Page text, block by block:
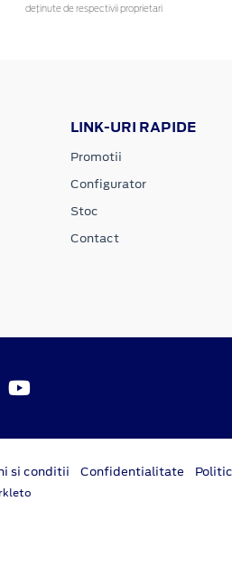
deținute de respectivii proprietari
LINK-URI RAPIDE
Promotii
Configurator
Stoc
Contact
si conditii Confidentialitate